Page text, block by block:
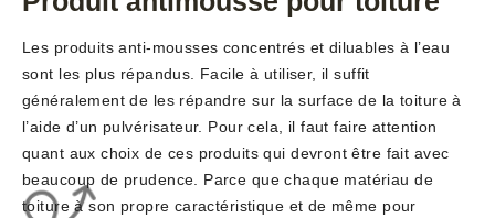
Les produits anti-mousses concentrés et diluables à l’eau
sont les plus répandus. Facile à utiliser, il suffit
généralement de les répandre sur la surface de la toiture à
l’aide d’un pulvérisateur. Pour cela, il faut faire attention
quant aux choix de ces produits qui devront être fait avec
beaucoup de prudence. Parce que chaque matériau de
toiture à son propre caractéristique et de même pour